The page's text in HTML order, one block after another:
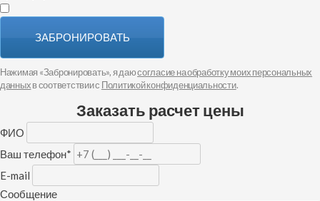
ЗАБРОНИРОВАТЬ
Нажимая «Забронировать», я даюсогласие на обработку моих персональных
данныхв соответствии с Политикой конфиденциальности.
Заказать расчет цены
ФИО
Ваш телефон*
E-mail
Сообщение